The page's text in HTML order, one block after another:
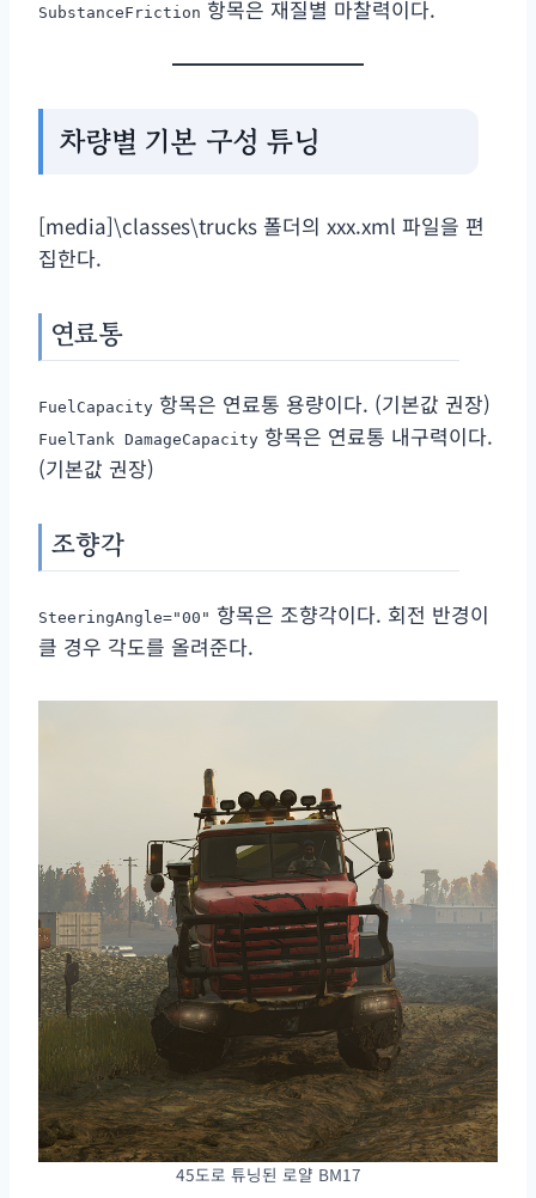
SubstanceFriction 항목은 재질별 마찰력이다.
차량별 기본 구성 튜닝
[media]\classes\trucks 폴더의 xxx.xml 파일을 편
집한다.
연료통
FuelCapacity 항목은 연료통 용량이다. (기본값 권장)
FuelTank DamageCapacity 항목은 연료통 내구력이다.
(기본값 권장)
조향각
SteeringAngle="00" 항목은 조향각이다. 회전 반경이
클 경우 각도를 올려준다.
45도로 튜닝된 로얄 BM17